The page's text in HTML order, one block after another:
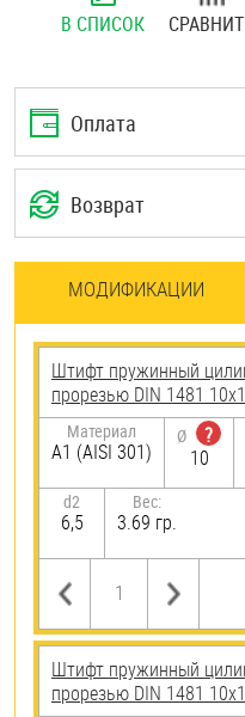
В СПИСОК
Оплата
Возврат
МОДИФИКАЦИИ
Штифт пружинный
прорезью DIN 1481
Материал
А1 (AISI 301)
Ø
?
10
d2
6,5
Вес:
3.69 гр.
Штифт пружинный
прорезью DIN 1481